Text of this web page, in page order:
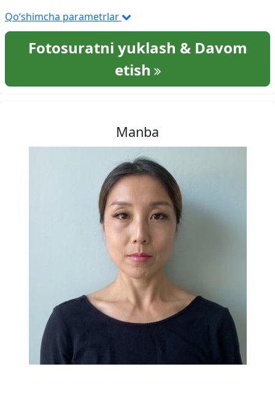
Qo‘shimcha parametrlar
Fotosuratni yuklash & Davom
etish
Manba